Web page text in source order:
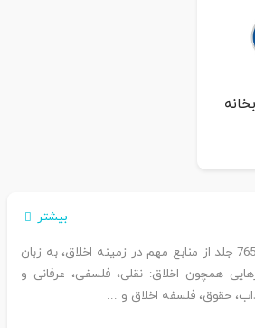
بیشتر
متن 445 عنوان کتاب در 765 جلد از منابع مهم در زمینه اخلاق، به زبان
همچون اخلاق: نقلی، فلسفی، عرفانی و
حقوق، فلسفه اخلاق و ...